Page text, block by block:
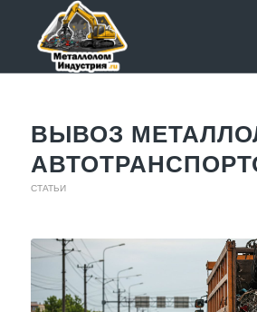
ВЫВОЗ
СТАТЬИ